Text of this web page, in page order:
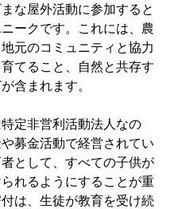
な屋外活動に参加すると
ークです。これには、農
元のコミュニティと協力
てること、自然と共存す
含まれます。
定非営利活動法人なの
募金活動で経営されてい
として、すべての子供が
れるようにすることが重
は、生徒が教育を受け続